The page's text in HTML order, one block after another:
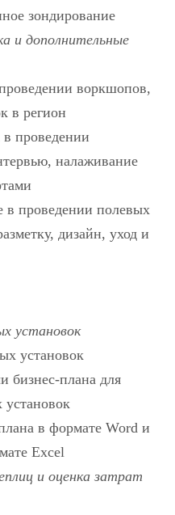
зондирование
и дополнительные
воркшопов,
в регион
в проведении
налаживание
в проведении полевых
дизайн, уход и
установок
установок
бизнес-плана для
установок
в формате Word и
Excel
и оценка затрат